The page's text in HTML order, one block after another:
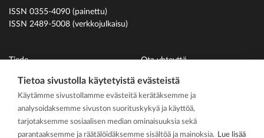
ISSN 0355-4090 (painettu)
ISSN 2489-5008 (verkkojulkaisu)
Tiede
Uutiset
Ihmiset
På svenska
Kirjoitusohjeet
Ota yhteyttä
Suomen Hammaslääkäriliitto
Tietoa sivustolla käytetyistä evästeistä
Käytämme sivustollamme evästeitä kerätäksemme ja
analysoidaksemme sivuston suorituskykyä ja käyttöä,
tarjotaksemme sosiaalisen median ominaisuuksia sekä
parantaaksemme ja räätälöidäksemme sisältöä ja mainoksia. Lue lisää